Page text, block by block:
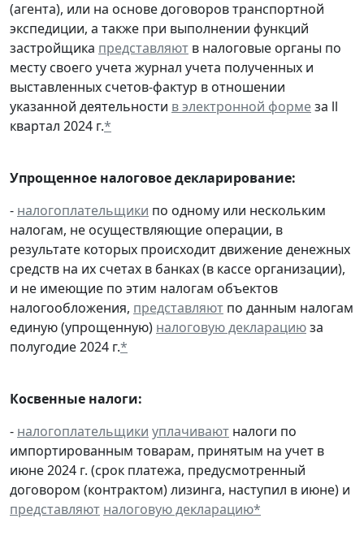
(агента), или на основе договоров транспортной
экспедиции, а также при выполнении функций
застройщика представляют в налоговые органы по
месту своего учета журнал учета полученных и
выставленных счетов-фактур в отношении
указанной деятельности в электронной формеза ll
квартал 2024 г.*
Упрощенное налоговое декларирование:
- налогоплательщики по одному или нескольким
налогам, не осуществляющие операции, в
результате которых происходит движение денежных
средств на их счетах в банках (в кассе организации),
и не имеющие по этим налогам объектов
налогообложения, представляют по данным налогам
единую (упрощенную) налоговую декларациюза
полугодие 2024 г.*
Косвенные налоги:
- налогоплательщики уплачивают налоги по
импортированным товарам, принятым на учет в
июне 2024 г. (срок платежа, предусмотренный
договором (контрактом) лизинга, наступил в июне) и
представляют налоговую декларацию*